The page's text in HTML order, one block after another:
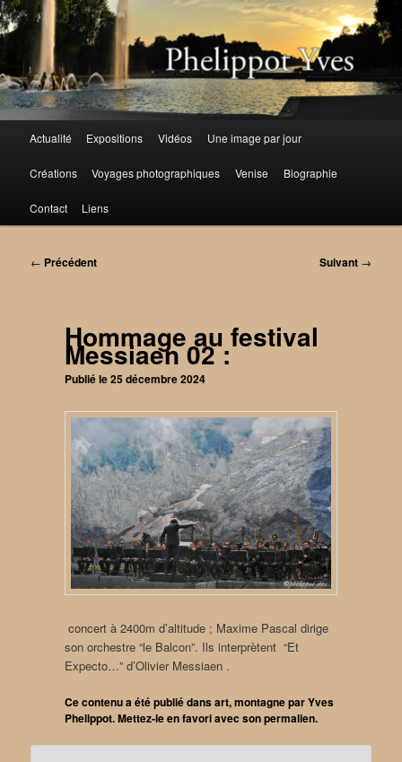
Aller
au
contenu
principal
Actualité Expositions Vidéos Une image par jour
Créations Voyages photographiques Venise Biographie
Contact Liens
Navigation
← Précédent Suivant →
Hommage au festival
Messiaen 02 :
Publié le25 décembre 2024
concert à 2400m d’altitude ; Maxime Pascal dirige
son orchestre “le Balcon”. Ils interprètent “Et
Expecto…” d’Olivier Messiaen .
Ce contenu a été publié dansart,montagneparYves
Phelippot. Mettez-le en favori avec sonpermalien.